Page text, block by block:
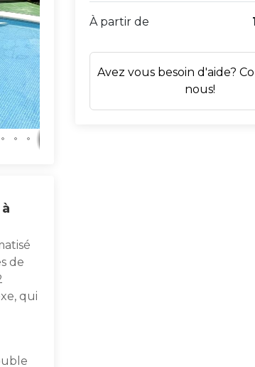
de
qui
À partir de
Avez vous besoin d'aide?
nous!